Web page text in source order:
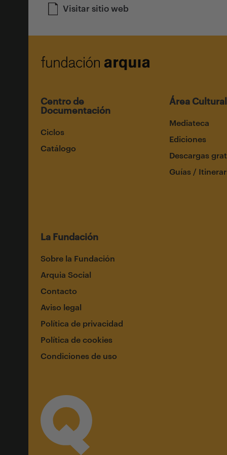
Visitar sitio web
Centro de
Documentación
Ciclos
Catálogo
Área Cultural
Mediateca
Ediciones
Descargas
Guías /
La Fundación
Sobre la Fundación
Arquia Social
Contacto
Aviso legal
Política de privacidad
Política de cookies
Condiciones de uso